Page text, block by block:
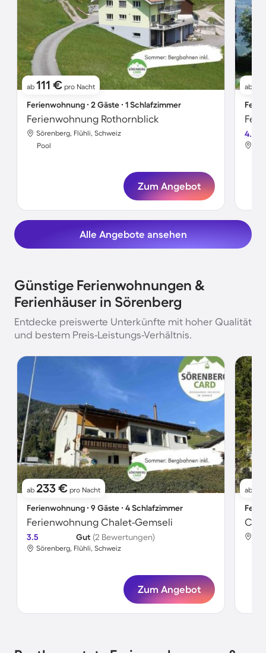
ab 111 € pro Nacht
Ferienwohnung ∙ 2 Gäste ∙ 1 Schlafzimmer
Ferienwohnung Rothornblick
Sörenberg, Flühli, Schweiz
Pool
Zum Angebot
ab
4.2
Alle Angebote ansehen
Günstige Ferienwohnungen &
Ferienhäuser in Sörenberg
Entdecke preiswerte Unterkünfte mit hoher Qualität
und bestem Preis-Leistungs-Verhältnis.
ab 233 € pro Nacht
Ferienwohnung ∙ 9 Gäste ∙ 4 Schlafzimmer
Ferienwohnung Chalet-Gemseli
3.5 Gut (2 Bewertungen)
Sörenberg, Flühli, Schweiz
Zum Angebot
ab